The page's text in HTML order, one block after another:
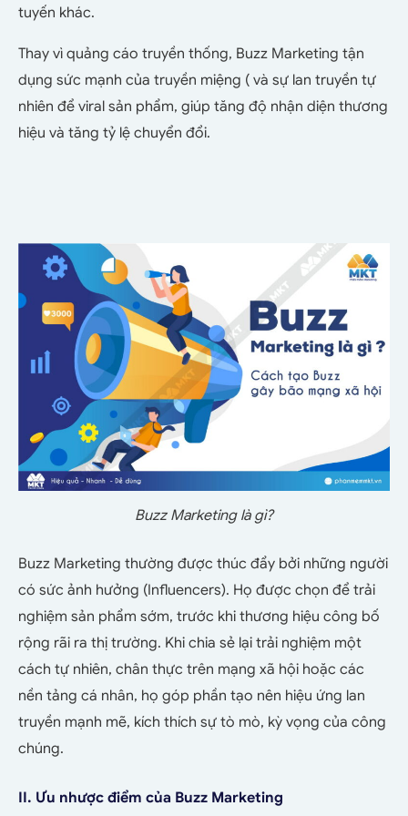
tuyến khác.
Thay vì quảng cáo truyền thống, Buzz Marketing tận
dụng sức mạnh của truyền miệng ( và sự lan truyền tự
nhiên để viral sản phẩm, giúp tăng độ nhận diện thương
hiệu và tăng tỷ lệ chuyển đổi.
Buzz Marketing là gì?
Buzz Marketing thường được thúc đẩy bởi những người
có sức ảnh hưởng (Influencers). Họ được chọn để trải
nghiệm sản phẩm sớm, trước khi thương hiệu công bố
rộng rãi ra thị trường. Khi chia sẻ lại trải nghiệm một
cách tự nhiên, chân thực trên mạng xã hội hoặc các
nền tảng cá nhân, họ góp phần tạo nên hiệu ứng lan
truyền mạnh mẽ, kích thích sự tò mò, kỳ vọng của công
chúng.
II. Ưu nhược điểm của Buzz Marketing